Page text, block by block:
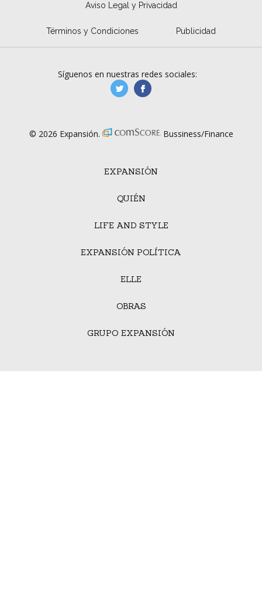
Aviso Legal y Privacidad
Términos y Condiciones Publicidad
EXPANSIÓN
QUIÉN
LIFE AND STYLE
EXPANSIÓN POLÍTICA
ELLE
OBRAS
GRUPO EXPANSIÓN
Síguenos en nuestras redes sociales:
manufacturaGE
© 2026 Expansión. Bussiness/Finance